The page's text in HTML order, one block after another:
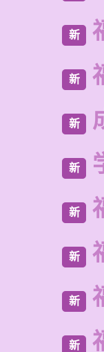
新
新
新
新
新
新
新
新